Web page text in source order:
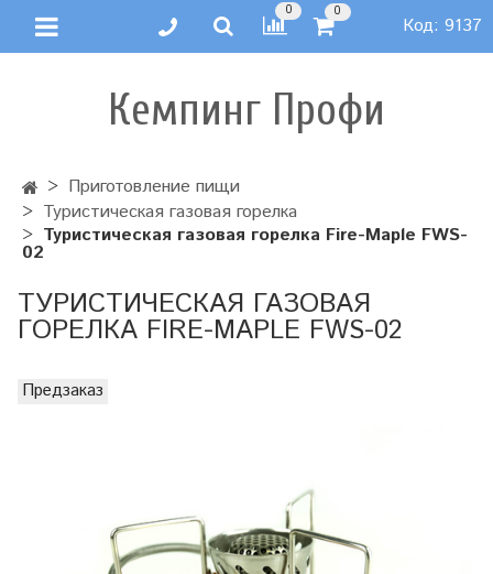
0 0
Код: 9137
Кемпинг Профи
Приготовление пищи
Туристическая газовая горелка
Туристическая газовая горелка Fire-Maple FWS-
02
ТУРИСТИЧЕСКАЯ ГАЗОВАЯ
ГОРЕЛКА FIRE-MAPLE FWS-02
Предзаказ